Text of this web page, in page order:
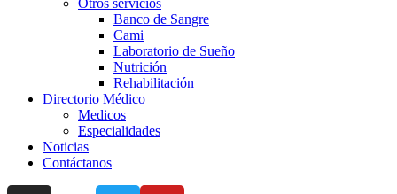
Otros servicios
Banco de Sangre
Cami
Laboratorio de Sueño
Nutrición
Rehabilitación
Directorio Médico
Medicos
Especialidades
Noticias
Contáctanos